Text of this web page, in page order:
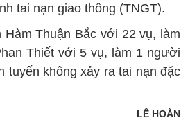
tai nạn giao thông (TNGT).
Thuận Bắc với 22 vụ, làm
Thiết với 5 vụ, làm 1 người
không xảy ra tai nạn đặc
LÊ HOÀN